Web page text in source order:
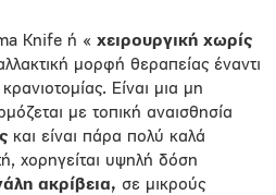
Knife ή « χειρουργική χωρίς
μορφή θεραπείας έναντι
Είναι μια μη
με τοπική αναισθησία
και είναι πάρα πολύ καλά
χορηγείται υψηλή δόση
ακρίβεια, σε μικρούς